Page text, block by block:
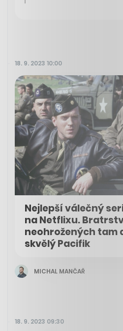
18. 9. 2023 10:00
Nejlepší válečný
na Netflixu.
neohrožených tam
skvělý Pacifik
MICHAL MANČAŘ
18. 9. 2023 09:30